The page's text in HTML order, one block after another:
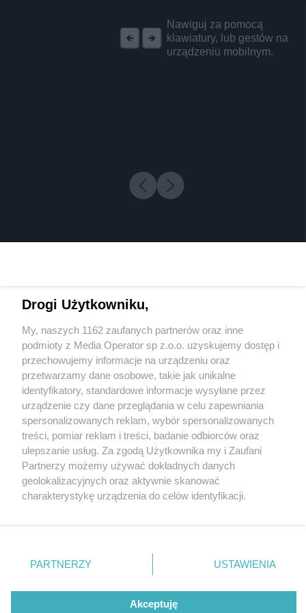
Nawiguj za pomocą
klawiatury, lub gestów na
urządzeniu mobilnym.
1 / 0
Wydawca mediów lokalnych
Nie zapomnij
zapoznać się z:
polityką prywatności
Twojemiasto
Piekary Śląskie
Chorzów
Tarnowskie Góry
Gliwice
Skontakuj sięz nami
Kontakt
Redakcja
Newsletter
Drogi Użytkowniku,
My, naszych 1162 zaufanych partnerów oraz inne
podmioty z Media Operator sp z.o.o. uzyskujemy dostęp i
przechowujemy informacje na urządzeniu oraz
przetwarzamy dane osobowe, takie jak unikalne
identyfikatory, standardowe informacje wysyłane przez
urządzenie czy dane przeglądania w celu zapewniania
spersonalizowanych reklam, wybór spersonalizowanych
treści, pomiar reklam i treści, badanie odbiorców oraz
ulepszanie usług. Za zgodą Użytkownika my i Zaufani
Partnerzy możemy używać dokładnych danych
geolokalizacyjnych oraz aktywnie skanować
charakterystykę urządzenia do celów identyfikacji.
zmienić/wycofać klikając przycisk ustawień prywatności
znajdujący się w lewym dolnym rogu strony
rodzaje przetwarzania danych nie wymagają zgody
użytkownika, ale masz prawo sprzeciwić się takiemu
PARTNERZY USTAWIENIA
Akceptuję